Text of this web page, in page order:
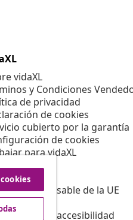
vidaXL
y Condiciones
de privacidad
de cookies
cubierto por la garantía
de cookies
para vidaXL
legal
responsable de la UE
de EPR
de accesibilidad